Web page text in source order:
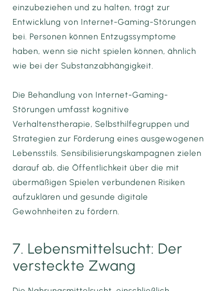
einzubeziehen und zu halten, trägt zur
Entwicklung von Internet-Gaming-Störungen
bei. Personen können Entzugssymptome
haben, wenn sie nicht spielen können, ähnlich
wie bei der Substanzabhängigkeit.
Die Behandlung von Internet-Gaming-
Störungen umfasst kognitive
Verhaltenstherapie, Selbsthilfegruppen und
Strategien zur Förderung eines ausgewogenen
Lebensstils. Sensibilisierungskampagnen zielen
darauf ab, die Öffentlichkeit über die mit
übermäßigen Spielen verbundenen Risiken
aufzuklären und gesunde digitale
Gewohnheiten zu fördern.
7. Lebensmittelsucht: Der
versteckte Zwang